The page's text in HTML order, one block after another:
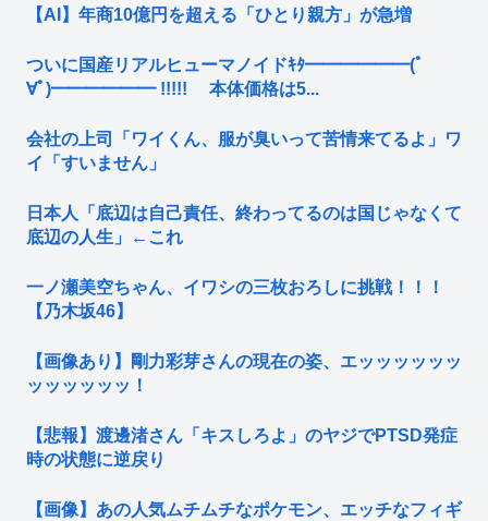
【AI】年商10億円を超える「ひとり親方」が急増
ついに国産リアルヒューマノイドｷﾀ━━━━━━(ﾟ
∀ﾟ)━━━━━━ !!!!! 本体価格は5...
会社の上司「ワイくん、服が臭いって苦情来てるよ」ワ
イ「すいません」
日本人「底辺は自己責任、終わってるのは国じゃなくて
底辺の人生」←これ
一ノ瀬美空ちゃん、イワシの三枚おろしに挑戦！！！
【乃木坂46】
【画像あり】剛力彩芽さんの現在の姿、エッッッッッッ
ッッッッッッ！
【悲報】渡邊渚さん「キスしろよ」のヤジでPTSD発症
時の状態に逆戻り
【画像】あの人気ムチムチなポケモン、エッチなフィギ